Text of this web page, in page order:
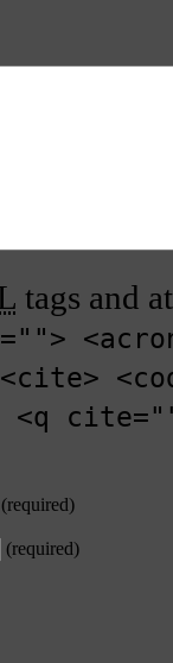
tags and
<q
(required)
(required)